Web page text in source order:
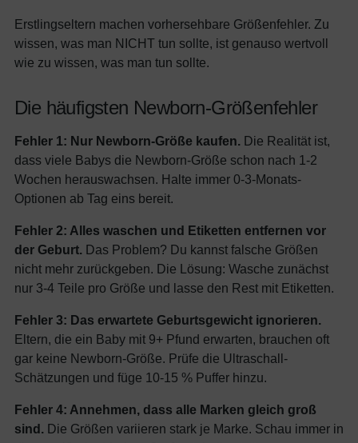
Erstlingseltern machen vorhersehbare Größenfehler. Zu
wissen, was man NICHT tun sollte, ist genauso wertvoll
wie zu wissen, was man tun sollte.
Die häufigsten Newborn-Größenfehler
Fehler 1: Nur Newborn-Größe kaufen. Die Realität ist,
dass viele Babys die Newborn-Größe schon nach 1-2
Wochen herauswachsen. Halte immer 0-3-Monats-
Optionen ab Tag eins bereit.
Fehler 2: Alles waschen und Etiketten entfernen vor
der Geburt. Das Problem? Du kannst falsche Größen
nicht mehr zurückgeben. Die Lösung: Wasche zunächst
nur 3-4 Teile pro Größe und lasse den Rest mit Etiketten.
Fehler 3: Das erwartete Geburtsgewicht ignorieren.
Eltern, die ein Baby mit 9+ Pfund erwarten, brauchen oft
gar keine Newborn-Größe. Prüfe die Ultraschall-
Schätzungen und füge 10-15 % Puffer hinzu.
Fehler 4: Annehmen, dass alle Marken gleich groß
sind. Die Größen variieren stark je Marke. Schau immer in